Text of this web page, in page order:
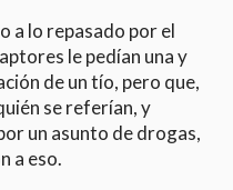
a lo repasado por el
le pedían una y
de un tío, pero que,
se referían, y
un asunto de drogas,
a eso.